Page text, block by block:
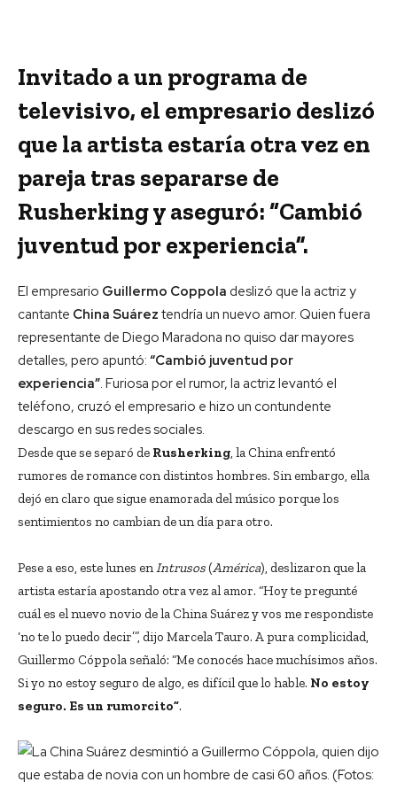
Invitado a un programa de
televisivo, el empresario deslizó
que la artista estaría otra vez en
pareja tras separarse de
Rusherking y aseguró: “Cambió
juventud por experiencia”.
El empresario Guillermo Coppola deslizó que la actriz y
cantante China Suárez tendría un nuevo amor. Quien fuera
representante de Diego Maradona no quiso dar mayores
detalles, pero apuntó: “Cambió juventud por
experiencia”. Furiosa por el rumor, la actriz levantó el
teléfono, cruzó el empresario e hizo un contundente
descargo en sus redes sociales.
Desde que se separó de Rusherking, la China enfrentó
rumores de romance con distintos hombres. Sin embargo, ella
dejó en claro que sigue enamorada del músico porque los
sentimientos no cambian de un día para otro.
Pese a eso, este lunes enIntrusos (América), deslizaron que la
artista estaría apostando otra vez al amor. “Hoy te pregunté
cuál es el nuevo novio de la China Suárez y vos me respondiste
‘no te lo puedo decir’”, dijo Marcela Tauro. A pura complicidad,
Guillermo Cóppola señaló: “Me conocés hace muchísimos años.
Si yo no estoy seguro de algo, es difícil que lo hable. No estoy
seguro. Es un rumorcito”.